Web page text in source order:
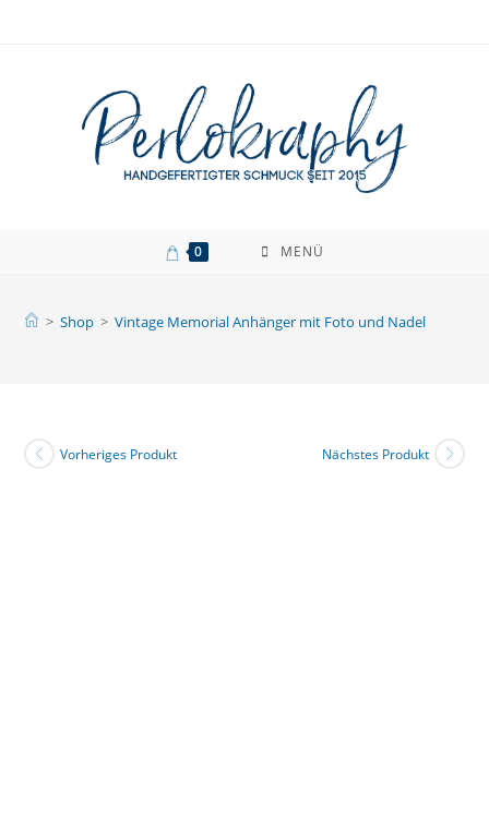
0 MENÜ
> Shop > Vintage Memorial Anhänger mit Foto und Nadel
Vorheriges Produkt Nächstes Produkt